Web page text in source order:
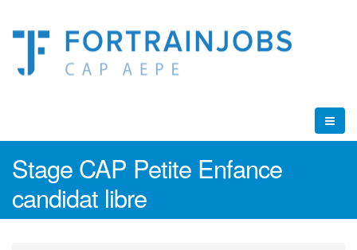
Stage CAP Petite Enfance
candidat libre